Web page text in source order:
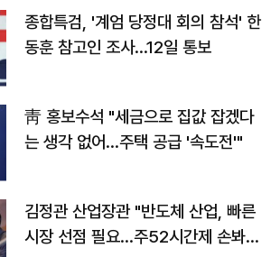
종합특검, '계엄 당정대 회의 참석' 한
동훈 참고인 조사...12일 통보
靑 홍보수석 "세금으로 집값 잡겠다
는 생각 없어…주택 공급 '속도전'"
김정관 산업장관 "반도체 산업, 빠른
시장 선점 필요…주52시간제 손봐